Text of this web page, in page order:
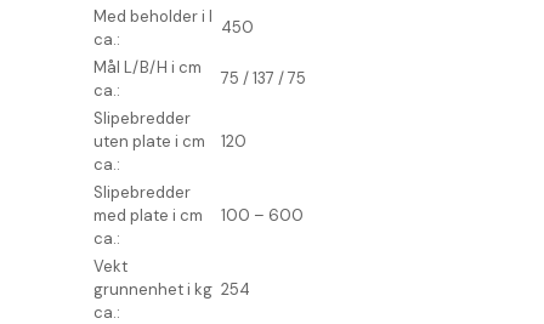
Med beholder i I
ca.:
450
Mål L/B/H i cm
ca.:
75 / 137 / 75
Slipebredder
uten plate i cm
ca.:
120
Slipebredder
med plate i cm
ca.:
100 – 600
Vekt
grunnenhet i kg
ca.:
254